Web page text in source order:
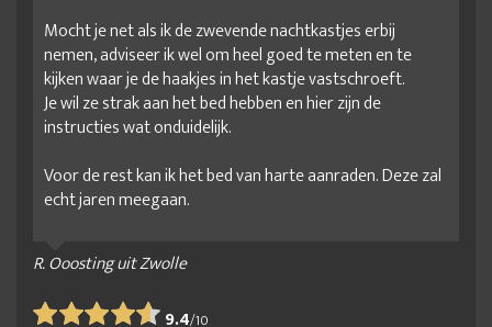
Mocht je net als ik de zwevende nachtkastjes erbij
nemen, adviseer ik wel om heel goed te meten en te
kijken waar je de haakjes in het kastje vastschroeft.
Je wil ze strak aan het bed hebben en hier zijn de
instructies wat onduidelijk.
Voor de rest kan ik het bed van harte aanraden. Deze zal
echt jaren meegaan.
R. Ooosting uit Zwolle
9.4/10